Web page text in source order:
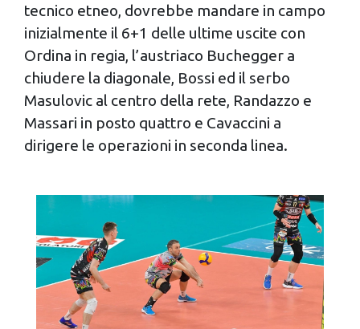
tecnico etneo, dovrebbe mandare in campo
inizialmente il 6+1 delle ultime uscite con
Ordina in regia, l’austriaco Buchegger a
chiudere la diagonale, Bossi ed il serbo
Masulovic al centro della rete, Randazzo e
Massari in posto quattro e Cavaccini a
dirigere le operazioni in seconda linea.